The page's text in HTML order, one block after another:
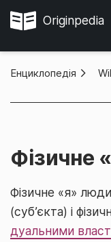
Originpedia
Енциклопедія
Фізичне
Фізичне «я»
(суб’єкта) і
дуальними